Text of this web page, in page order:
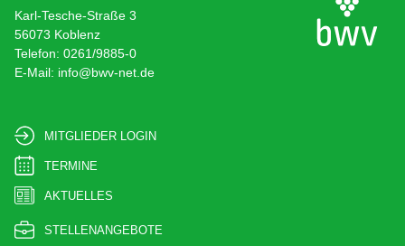
Karl-Tesche-Straße 3
56073 Koblenz
Telefon: 0261/9885-0
E-Mail: info@bwv-net.de
MITGLIEDER LOGIN
TERMINE
AKTUELLES
STELLENANGEBOTE